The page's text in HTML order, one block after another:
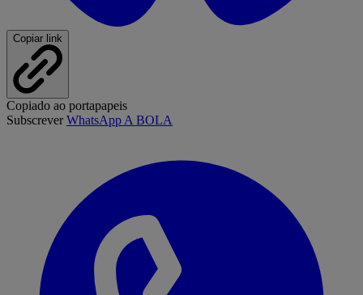
Copiar link
Copiado ao portapapeis
SubscreverWhatsApp A BOLA